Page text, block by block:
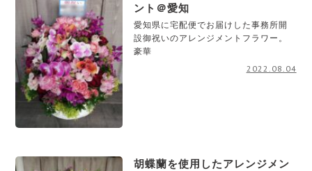
ント＠愛知
愛知県に宅配便でお届けした事務所開
設御祝いのアレンジメントフラワー。
豪華
2022.08.04
胡蝶蘭を使用したアレンジメン